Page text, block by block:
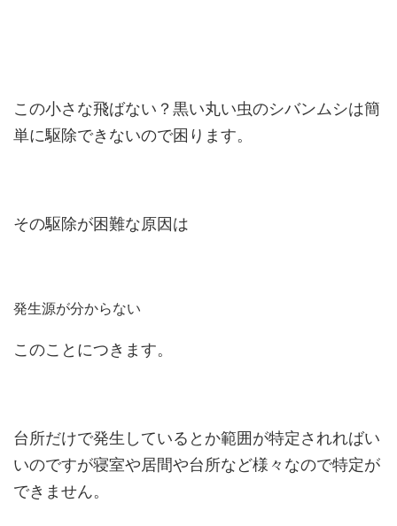
この小さな飛ばない？黒い丸い虫のシバンムシは簡
単に駆除できないので困ります。
その駆除が困難な原因は
発生源が分からない
このことにつきます。
台所だけで発生しているとか範囲が特定されればい
いのですが寝室や居間や台所など様々なので特定が
できません。